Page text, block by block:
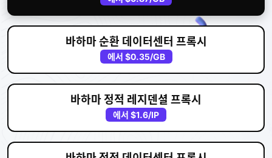
바하마 순환 데이터센터 프록시
에서 $0.35/GB
바하마 정적 레지덴셜 프록시
에서 $1.6/IP